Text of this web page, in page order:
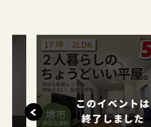
このイベントは
終了しました